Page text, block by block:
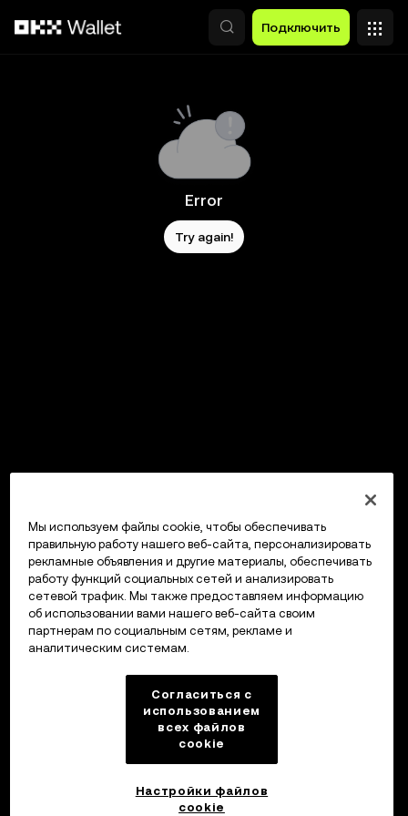
Подключить
Error
Try again!
Мы используем файлы cookie, чтобы обеспечивать
правильную работу нашего веб-сайта, персонализировать
рекламные объявления и другие материалы, обеспечивать
работу функций социальных сетей и анализировать
сетевой трафик. Мы также предоставляем информацию
об использовании вами нашего веб-сайта своим
партнерам по социальным сетям, рекламе и
аналитическим системам.
Согласиться с
использованием
всех файлов
cookie
Настройки файлов
cookie